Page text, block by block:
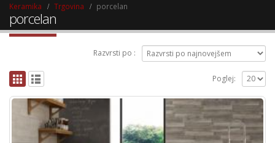
Keramika Trgovina porcelan
porcelan
Razvrsti po :
Poglej: